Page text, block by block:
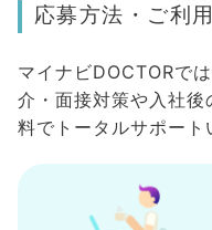
応募方法・ご利
マイナビDOCTORで
介・面接対策や入社
料でトータルサポート